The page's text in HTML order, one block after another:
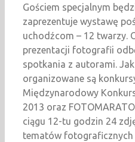
Gościem specjalnym
zaprezentuje wystawę
uchodźcom – 12 twarzy.
prezentacji fotografii
spotkania z autorami.
organizowane są
Międzynarodowy
2013 oraz
ciągu 12-tu godzin 24
tematów fotograficznych